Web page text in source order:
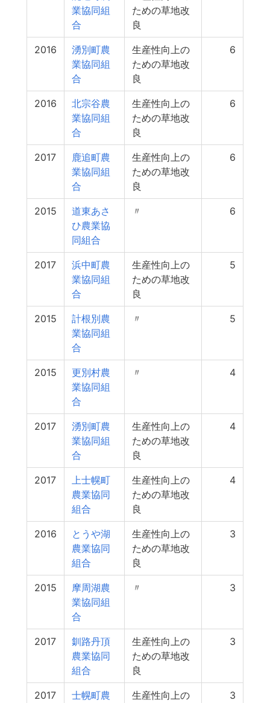
業協同組
合
ための草地改
良
2016
湧別町農
業協同組
合
生産性向上の
ための草地改
良
6
2016
北宗谷農
業協同組
合
生産性向上の
ための草地改
良
6
2017
鹿追町農
業協同組
合
生産性向上の
ための草地改
良
6
2015
道東あさ
ひ農業協
同組合
〃 6
2017
浜中町農
業協同組
合
生産性向上の
ための草地改
良
5
2015
計根別農
業協同組
合
〃 5
2015
更別村農
業協同組
合
〃 4
2017
湧別町農
業協同組
合
生産性向上の
ための草地改
良
4
2017
上士幌町
農業協同
組合
生産性向上の
ための草地改
良
4
2016
とうや湖
農業協同
組合
生産性向上の
ための草地改
良
3
2015
摩周湖農
業協同組
合
〃 3
2017
釧路丹頂
農業協同
組合
生産性向上の
ための草地改
良
3
2017
士幌町農
生産性向上の
3